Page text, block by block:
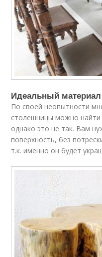
Идеальный материал
По своей неопытности
столешницы можно
однако это не так. Вам
поверхность, без
т.к. именно он будет